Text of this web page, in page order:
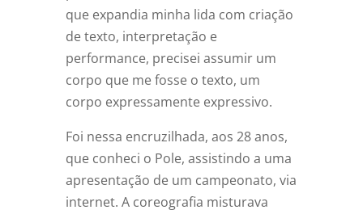
que expandia minha lida com criação
de texto, interpretação e
performance, precisei assumir um
corpo que me fosse o texto, um
corpo expressamente expressivo.
Foi nessa encruzilhada, aos 28 anos,
que conheci o Pole, assistindo a uma
apresentação de um campeonato, via
internet. A coreografia misturava